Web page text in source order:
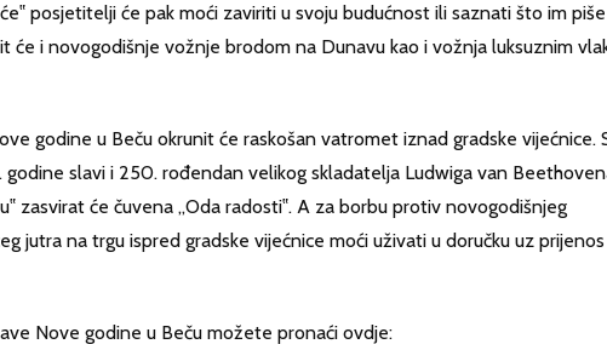
posjetitelji će pak moći zaviriti u svoju budućnost ili saznati što im
će i novogodišnje vožnje brodom na Dunavu kao i vožnja luksuznim
godine u Beču okrunit će raskošan vatromet iznad gradske vijećnice.
slavi i 250. rođendan velikog skladatelja Ludwiga van
zasvirat će čuvena „Oda radosti‟. A za borbu protiv novogodišnjeg
jutra na trgu ispred gradske vijećnice moći uživati u doručku uz prijenos
Nove godine u Beču možete pronaći ovdje: